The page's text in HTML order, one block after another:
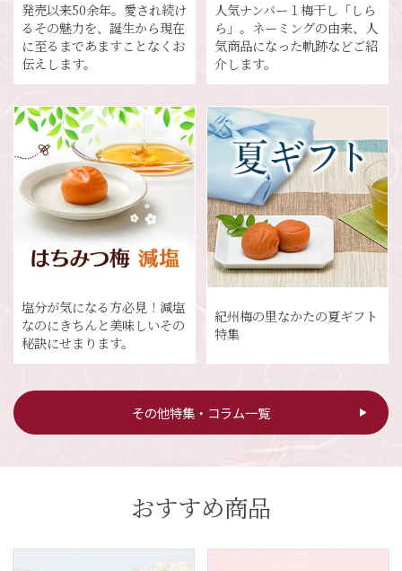
発売以来50余年。愛され続け
るその魅力を、誕生から現在
に至るまであますことなくお
伝えします。
人気ナンバー１梅干し「しら
ら」。ネーミングの由来、人
気商品になった軌跡などご紹
介します。
塩分が気になる方必見！減塩
なのにきちんと美味しいその
秘訣にせまります。
紀州梅の里なかたの夏ギフト
特集
その他特集・コラム一覧
おすすめ商品